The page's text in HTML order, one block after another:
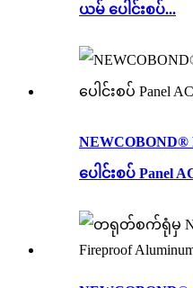
ယမ် ပေါင်းစပ်...
ပေါင်းစပ် Panel